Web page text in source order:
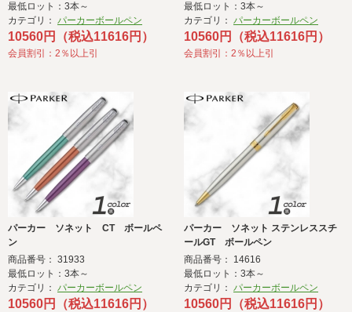
最低ロット：3本～
カテゴリ： パーカーボールペン
10560円（税込11616円）
会員割引：2％以上引
最低ロット：3本～
カテゴリ： パーカーボールペン
10560円（税込11616円）
会員割引：2％以上引
パーカー ソネット CT ボールペ
ン
商品番号： 31933
最低ロット：3本～
カテゴリ： パーカーボールペン
10560円（税込11616円）
パーカー ソネット ステンレススチ
ールGT ボールペン
商品番号： 14616
最低ロット：3本～
カテゴリ： パーカーボールペン
10560円（税込11616円）